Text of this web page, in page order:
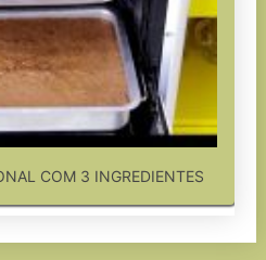
COM 3 INGREDIENTES